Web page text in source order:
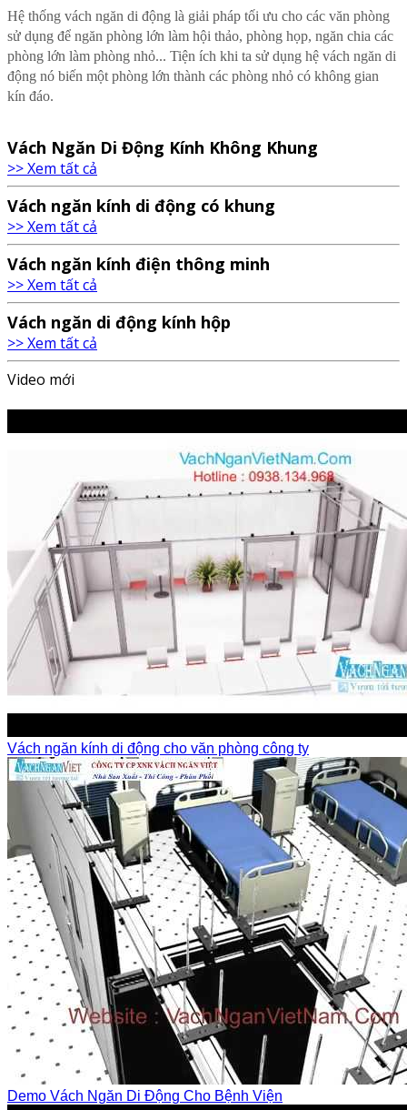
Hệ thống vách ngăn di động là giải pháp tối ưu cho các văn phòng
sử dụng để ngăn phòng lớn làm hội thảo, phòng họp, ngăn chia các
phòng lớn làm phòng nhỏ... Tiện ích khi ta sử dụng hệ vách ngăn di
động nó biến một phòng lớn thành các phòng nhỏ có không gian
kín đáo.
Vách Ngăn Di Động Kính Không Khung
>> Xem tất cả
Vách ngăn kính di động có khung
>> Xem tất cả
Vách ngăn kính điện thông minh
>> Xem tất cả
Vách ngăn di động kính hộp
>> Xem tất cả
Video mới
Vách ngăn kính di động cho văn phòng công ty
Demo Vách Ngăn Di Động Cho Bệnh Viện